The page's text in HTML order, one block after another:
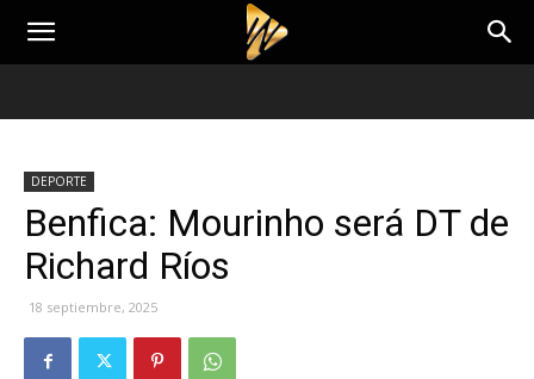
DEPORTE
Benfica: Mourinho será DT de
Richard Ríos
18 septiembre, 2025